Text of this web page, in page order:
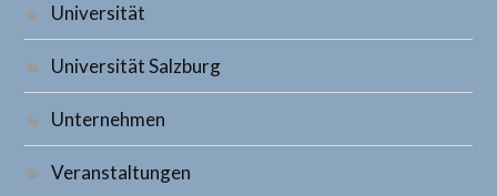
Universität
Universität Salzburg
Unternehmen
Veranstaltungen